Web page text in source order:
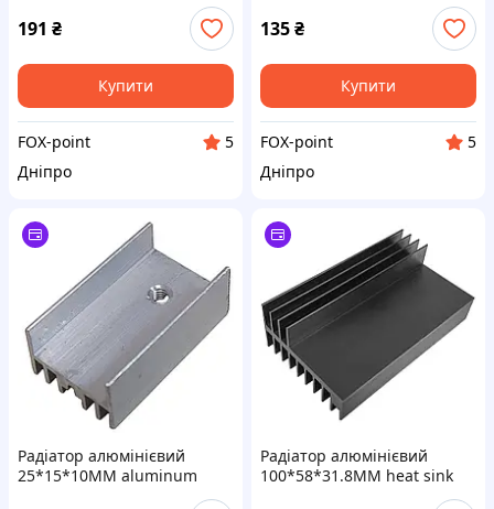
191 ₴
Купити
FOX-point
5
Дніпро
135₴
Купити
FOX-point
5
Дніпро
Радіатор алюмінієвий
25*15*10MM aluminum
Радіатор алюмінієвий
100*58*31.8MM heat sink